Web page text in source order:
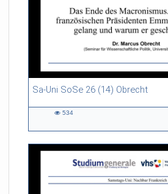
Sa-Uni SoSe 26 (14) Obrecht
46:53 duration
534